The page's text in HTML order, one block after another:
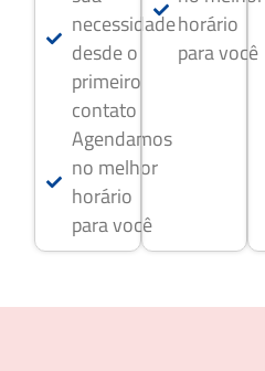
necessidade
desde o
primeiro
contato
Agendamos
no melhor
horário
para você
horário
para você